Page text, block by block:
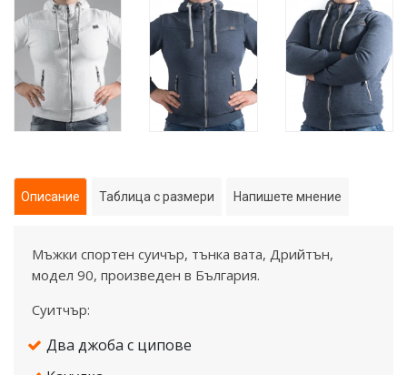
Описание Таблица с размери Напишете мнение
Мъжки спортен суичър, тънка вата, Дрийтън,
модел 90, произведен в България.
Суитчър:
Два джоба с ципове